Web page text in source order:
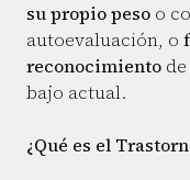
su propio peso o
autoevaluación, o
reconocimiento
bajo actual.
¿Qué es el